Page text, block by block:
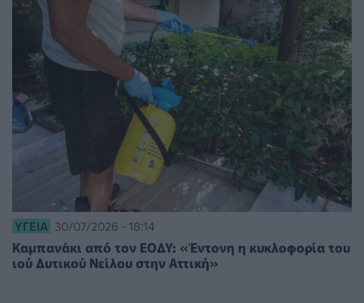
ΥΓΕΊΑ 30/07/2026 - 18:14
Καμπανάκι από τον ΕΟΔΥ: «Έντονη η κυκλοφορία του
ιού Δυτικού Νείλου στην Αττική»